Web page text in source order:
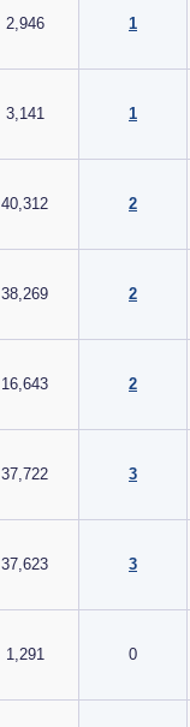
1
2,946
1
3,141
2
40,312
2
38,269
2
16,643
3
37,722
3
37,623
0
1,291